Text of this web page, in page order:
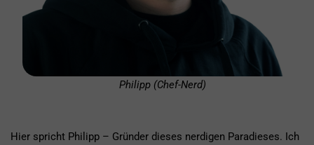
Philipp (Chef-Nerd)
Hier spricht Philipp – Gründer dieses nerdigen Paradieses. Ich